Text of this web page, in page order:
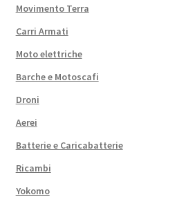
Movimento Terra
Carri Armati
Moto elettriche
Barche e Motoscafi
Droni
Aerei
Batterie e Caricabatterie
Ricambi
Yokomo